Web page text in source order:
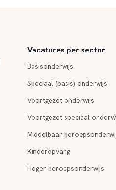
Vacatures per sector
Basisonderwijs
Speciaal (basis) onderwijs
Voortgezet onderwijs
Voortgezet speciaal
Middelbaar
Kinderopvang
Hoger beroepsonderwijs